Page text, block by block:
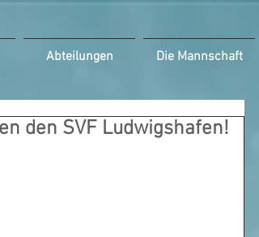
Abteilungen Die Mannschaft
den SVF Ludwigshafen!